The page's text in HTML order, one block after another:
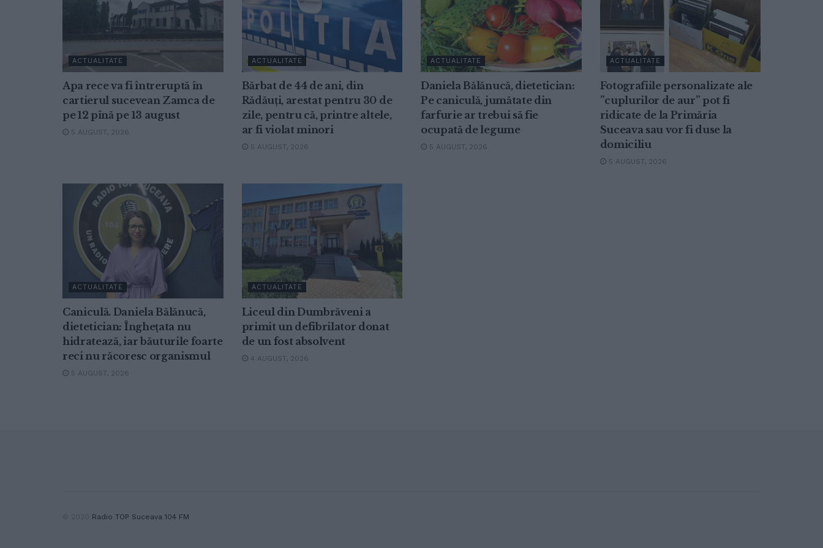
ACTUALITATE
Apa rece va fi întreruptă în
cartierul sucevean Zamca de
pe 12 pînă pe 13 august
5 AUGUST, 2026
ACTUALITATE
Bărbat de 44 de ani, din
Rădăuți, arestat pentru 30 de
zile, pentru că, printre altele,
ar fi violat minori
5 AUGUST, 2026
ACTUALITATE
Daniela Bălănucă, dietetician:
Pe caniculă, jumătate din
farfurie ar trebui să fie
ocupată de legume
5 AUGUST, 2026
ACTUALITATE
Fotografiile personalizate ale
”cuplurilor de aur” pot fi
ridicate de la Primăria
Suceava sau vor fi duse la
domiciliu
5 AUGUST, 2026
ACTUALITATE
Caniculă. Daniela Bălănucă,
dietetician: Înghețata nu
hidratează, iar băuturile foarte
reci nu răcoresc organismul
5 AUGUST, 2026
ACTUALITATE
Liceul din Dumbrăveni a
primit un defibrilator donat
de un fost absolvent
4 AUGUST, 2026
Radio TOP Suceava 104 FM